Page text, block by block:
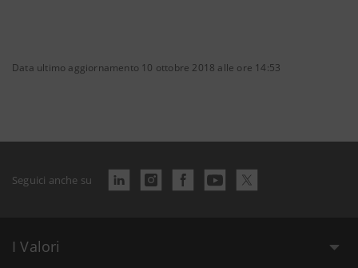
Data ultimo aggiornamento 10 ottobre 2018 alle ore 14:53
Seguici anche su
I Valori